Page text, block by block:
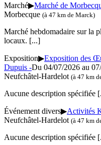
Marché▶Marché de
Morbecque (à 47 km de Marck)
Marché hebdomadaire sur la
locaux. [...]
Exposition▶Exposition des
Dupuis -Du 04/07/2026 au
Neufchâtel-Hardelot (à 47 km
Aucune description spécifiée
Événement divers▶Activités
Neufchâtel-Hardelot (à 47 km
Aucune description spécifiée